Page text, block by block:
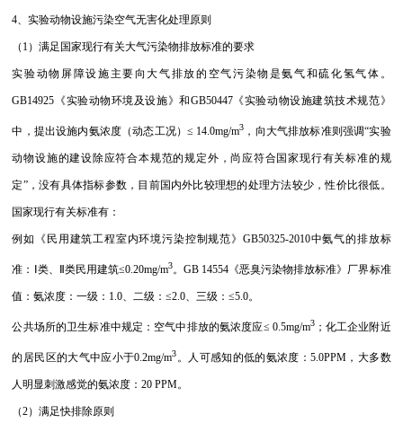
4、实验动物设施污染空气无害化处理原则
（1）满足国家现行有关大气污染物排放标准的要求
实验动物屏障设施主要向大气排放的空气污染物是氨气和硫化氢气体。
GB14925《实验动物环境及设施》和GB50447《实验动物设施建筑技术规范》
中，提出设施内氨浓度（动态工况）≤ 14.0mg/m3 ，向大气排放标准则强调“实验
动物设施的建设除应符合本规范的规定外，尚应符合国家现行有关标准的规
定”，没有具体指标参数，目前国内外比较理想的处理方法较少，性价比很低。
国家现行有关标准有：
例如《民用建筑工程室内环境污染控制规范》GB50325-2010中氨气的排放标
准：Ⅰ类、Ⅱ类民用建筑≤0.20mg/m3。GB 14554《恶臭污染物排放标准》厂界标准
值：氨浓度：一级：1.0、二级：≤2.0、三级：≤5.0。
公共场所的卫生标准中规定：空气中排放的氨浓度应≤ 0.5mg/m3；化工企业附近
的居民区的大气中应小于0.2mg/m3。人可感知的低的氨浓度：5.0PPM，大多数
人明显刺激感觉的氨浓度：20 PPM。
（2）满足快排除原则